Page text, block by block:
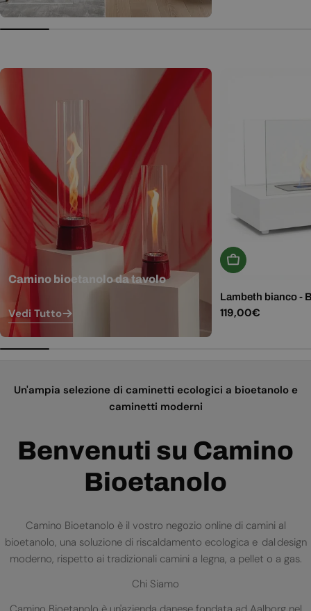
Camino bioetanolo da tavolo
Vedi Tutto
Aggiungi Al
Lambeth bianco -
Prezzo
119,00€
Un'ampia selezione di caminetti ecologici a bioetanolo e
caminetti moderni
Benvenuti su Camino
Bioetanolo
Camino Bioetanolo è il vostro negozio online di camini al
bioetanolo, una soluzione di riscaldamento ecologica e dal design
moderno, rispetto ai tradizionali camini a legna, a pellet o a gas.
Chi Siamo